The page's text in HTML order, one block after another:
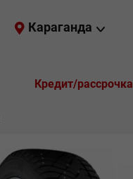
Караганда
Кредит/рассрочка